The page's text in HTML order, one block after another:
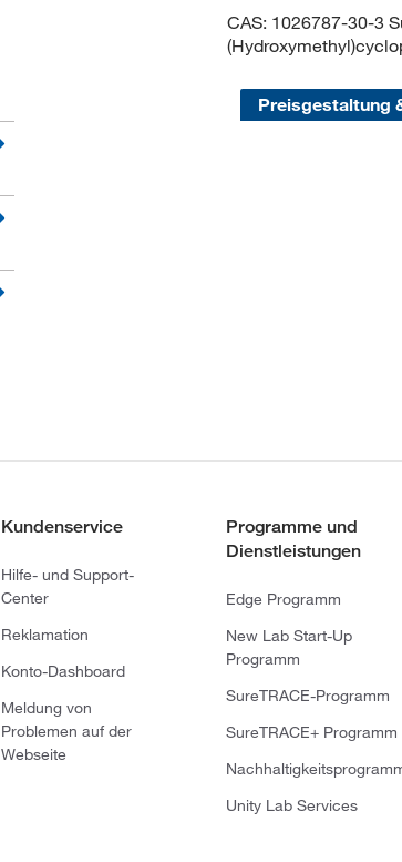
CAS: 1026787-30-3
Preisgestaltung
Kundenservice
Hilfe- und Support-
Center
Reklamation
Konto-Dashboard
Meldung von
Problemen auf der
Webseite
Programme und
Dienstleistungen
Edge Programm
New Lab Start-Up
Programm
SureTRACE-Programm
SureTRACE+ Programm
Unity Lab Services